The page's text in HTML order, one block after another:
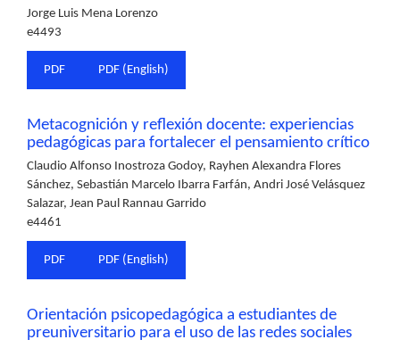
Jorge Luis Mena Lorenzo
e4493
PDF PDF (English)
Metacognición y reflexión docente: experiencias
pedagógicas para fortalecer el pensamiento crítico
Claudio Alfonso Inostroza Godoy, Rayhen Alexandra Flores
Sánchez, Sebastián Marcelo Ibarra Farfán, Andri José Velásquez
Salazar, Jean Paul Rannau Garrido
e4461
PDF PDF (English)
Orientación psicopedagógica a estudiantes de
preuniversitario para el uso de las redes sociales